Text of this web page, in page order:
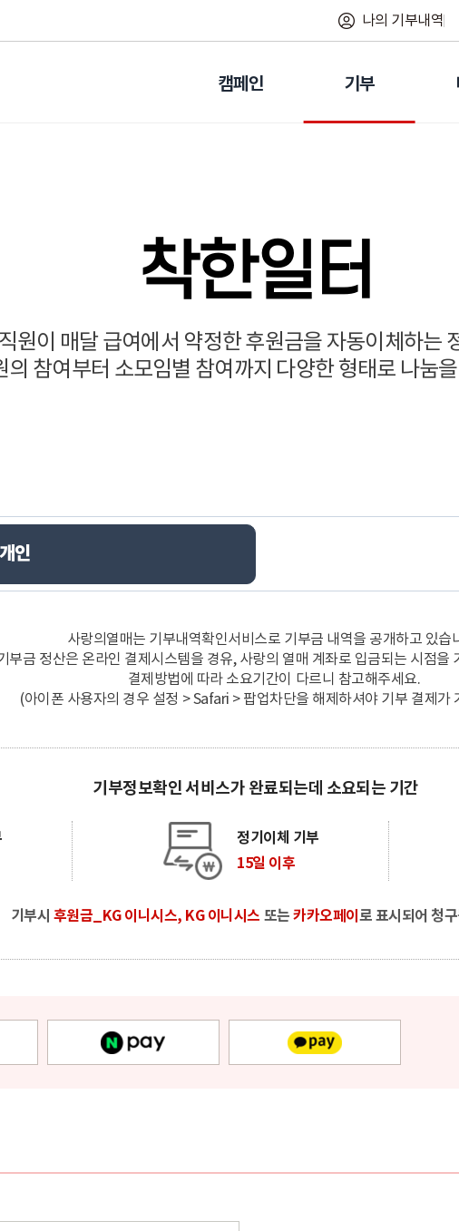
나의 기부내역
캠페인 기부
착한일터
원이 매달 급여에서 약정한 후원금을 자동이체하는
의 참여부터 소모임별 참여까지 다양한 형태로 나눔
개인
사랑의열매는 기부내역확인서비스로 기부금 내역을 공개하고 있습
부금 정산은 온라인 결제시스템을 경유, 사랑의 열매 계좌로 입금되는 시점을
결제방법에 따라 소요기간이 다르니 참고해주세요.
(아이폰 사용자의 경우 설정 > Safari > 팝업차단을 해제하셔야 기부 결제가
기부정보확인 서비스가 완료되는데 소요되는 기간
정기이체 기부
15일 이후
기부시 후원금_KG 이니시스, KG 이니시스 또는카카오페이 로 표시되어 청
네이버페이 카카오페이